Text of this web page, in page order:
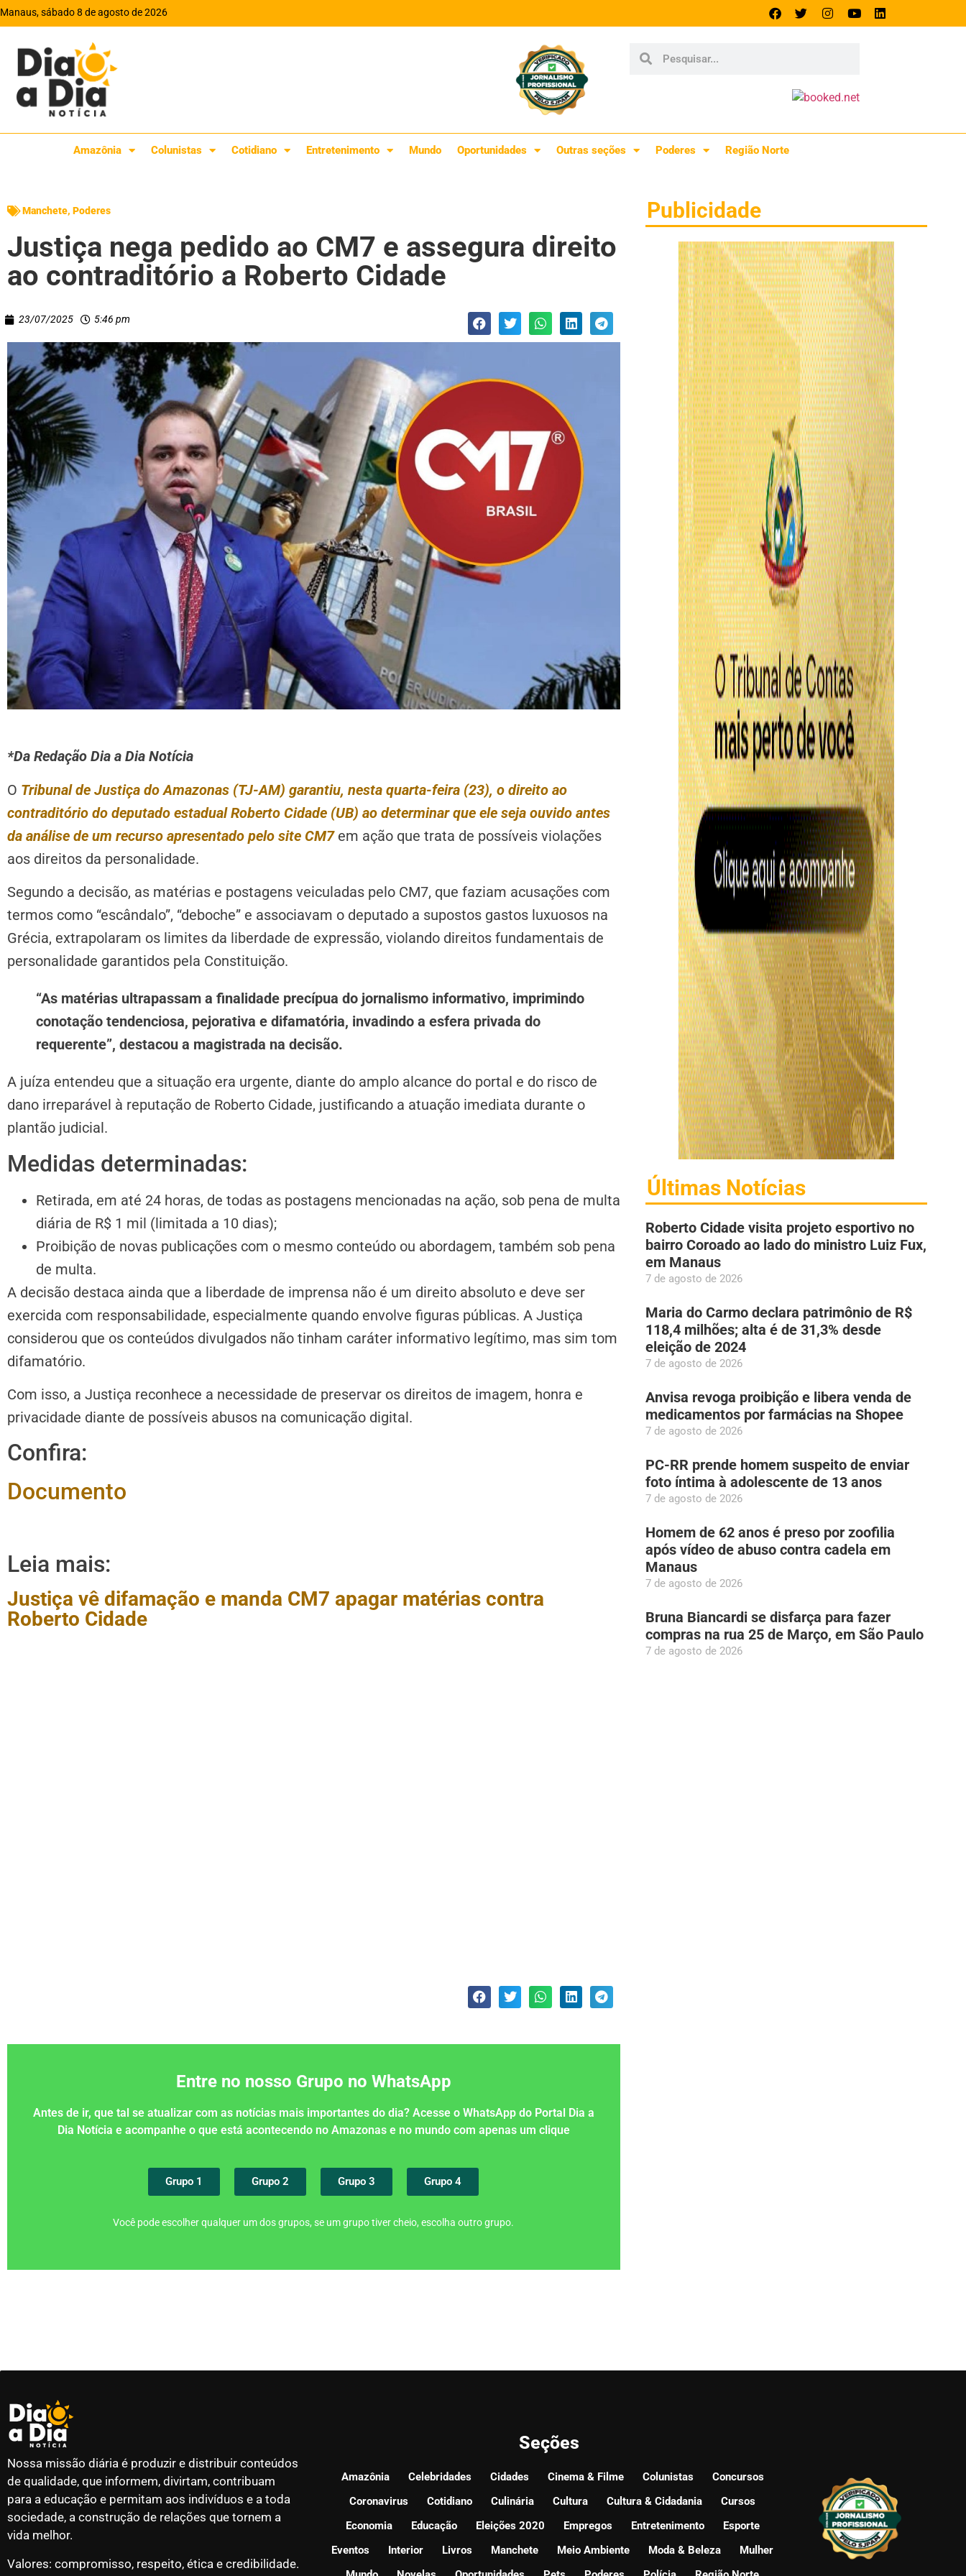
Manaus, sábado 8 de agosto de 2026
Amazônia Colunistas Cotidiano Entretenimento Mundo Oportunidades Outras seções Poderes Região Norte
Manchete, Poderes
Justiça nega pedido ao CM7 e assegura direito
ao contraditório a Roberto Cidade
23/07/2025 5:46 pm
*Da Redação Dia a Dia Notícia
O Tribunal de Justiça do Amazonas (TJ-AM) garantiu, nesta quarta-feira (23), o direito ao
contraditório do deputado estadual Roberto Cidade (UB) ao determinar que ele seja ouvido antes
da análise de um recurso apresentado pelo site CM7em ação que trata de possíveis violações
aos direitos da personalidade.
Segundo a decisão, as matérias e postagens veiculadas pelo CM7, que faziam acusações com
termos como “escândalo”, “deboche” e associavam o deputado a supostos gastos luxuosos na
Grécia, extrapolaram os limites da liberdade de expressão, violando direitos fundamentais de
personalidade garantidos pela Constituição.
“As matérias ultrapassam a finalidade precípua do jornalismo informativo, imprimindo
conotação tendenciosa, pejorativa e difamatória, invadindo a esfera privada do
requerente”, destacou a magistrada na decisão.
A juíza entendeu que a situação era urgente, diante do amplo alcance do portal e do risco de
dano irreparável à reputação de Roberto Cidade, justificando a atuação imediata durante o
plantão judicial.
Medidas determinadas:
Retirada, em até 24 horas, de todas as postagens mencionadas na ação, sob pena de multa
diária de R$ 1 mil (limitada a 10 dias);
Proibição de novas publicações com o mesmo conteúdo ou abordagem, também sob pena
de multa.
A decisão destaca ainda que a liberdade de imprensa não é um direito absoluto e deve ser
exercida com responsabilidade, especialmente quando envolve figuras públicas. A Justiça
considerou que os conteúdos divulgados não tinham caráter informativo legítimo, mas sim tom
difamatório.
Com isso, a Justiça reconhece a necessidade de preservar os direitos de imagem, honra e
privacidade diante de possíveis abusos na comunicação digital.
Confira:
Documento
Leia mais:
Justiça vê difamação e manda CM7 apagar matérias contra
Roberto Cidade
Entre no nosso Grupo no WhatsApp
Antes de ir, que tal se atualizar com as notícias mais importantes do dia? Acesse o WhatsApp do Portal Dia a
Dia Notícia e acompanhe o que está acontecendo no Amazonas e no mundo com apenas um clique
Grupo 1 Grupo 2 Grupo 3 Grupo 4
Você pode escolher qualquer um dos grupos, se um grupo tiver cheio, escolha outro grupo.
Publicidade
Últimas Notícias
Roberto Cidade visita projeto esportivo no
bairro Coroado ao lado do ministro Luiz Fux,
em Manaus
7 de agosto de 2026
Maria do Carmo declara patrimônio de R$
118,4 milhões; alta é de 31,3% desde
eleição de 2024
7 de agosto de 2026
Anvisa revoga proibição e libera venda de
medicamentos por farmácias na Shopee
7 de agosto de 2026
PC-RR prende homem suspeito de enviar
foto íntima à adolescente de 13 anos
7 de agosto de 2026
Homem de 62 anos é preso por zoofilia
após vídeo de abuso contra cadela em
Manaus
7 de agosto de 2026
Bruna Biancardi se disfarça para fazer
compras na rua 25 de Março, em São Paulo
7 de agosto de 2026
Nossa missão diária é produzir e distribuir conteúdos
de qualidade, que informem, divirtam, contribuam
para a educação e permitam aos indivíduos e a toda
sociedade, a construção de relações que tornem a
vida melhor.
Valores: compromisso, respeito, ética e credibilidade.
Seções
Amazônia Celebridades Cidades Cinema & Filme Colunistas
Concursos
Coronavirus
Cotidiano Culinária Cultura Cultura & Cidadania
Cursos
Economia
Educação Eleições 2020 Empregos Entretenimento
Esporte
Eventos
Interior Livros Manchete Meio Ambiente Moda & Beleza
Mulher